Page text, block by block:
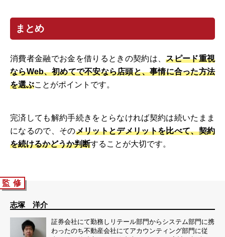
まとめ
消費者金融でお金を借りるときの契約は、スピード重視
ならWeb、初めてで不安なら店頭と、事情に合った方法
を選ぶことがポイントです。
完済しても解約手続きをとらなければ契約は続いたまま
になるので、そのメリットとデメリットを比べて、契約
を続けるかどうか判断することが大切です。
監 修
志塚 洋介
証券会社にて勤務しリテール部門からシステム部門に携
わったのち不動産会社にてアカウンティング部門に従